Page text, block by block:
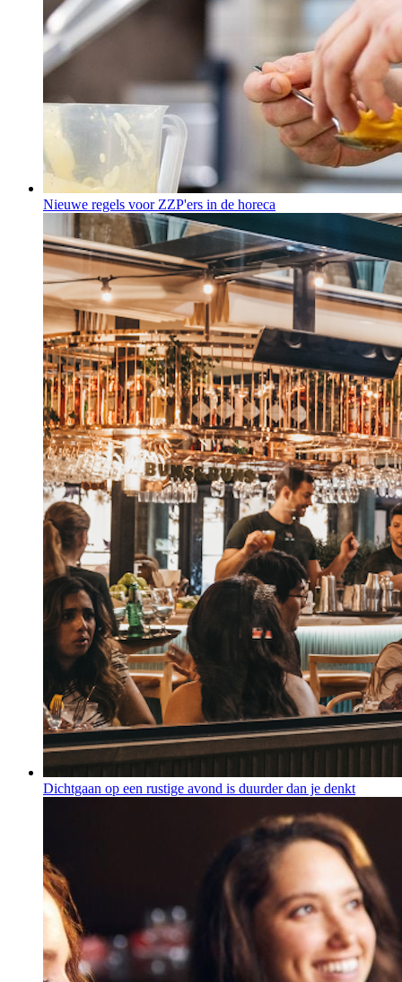
Nieuwe regels voor ZZP'ers in de horeca
Dichtgaan op een rustige avond is duurder dan je denkt